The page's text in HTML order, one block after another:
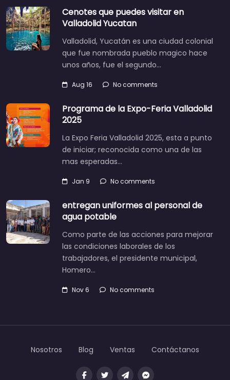
Cenotes que puedes visitar en
Valladolid Yucatan
Valladolid, Yucatán es una ciudad colonial
que fue nombrada pueblo magico hace
unos años, fue el segundo…
Aug 16 No comments
Programa de la Expo-Feria Valladolid
2025
La Expo Feria Valladolid 2025, esta a punto
de iniciar; reconocida como una de las
mas esperadas…
Jan 9 No comments
entregan uniformes al personal de
agua potable
Como parte de las acciones para mejorar
las condiciones laborales de los
trabajadores, el presidente municipal,
Homero…
Nov 6 No comments
Nosotros Blog Ventas Contáctanos